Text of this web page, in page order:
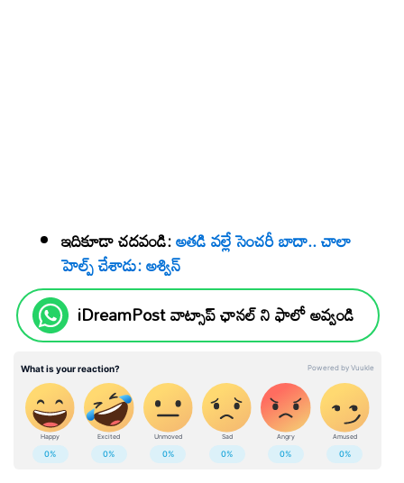
ఇదికూడా చదవండి:అతడి వల్లే సెంచరీ బాదా.. చాలా
హెల్ప్ చేశాడు: అశ్విన్
iDreamPost వాట్సాప్ ఛానల్ ని ఫాలో అవ్వండి